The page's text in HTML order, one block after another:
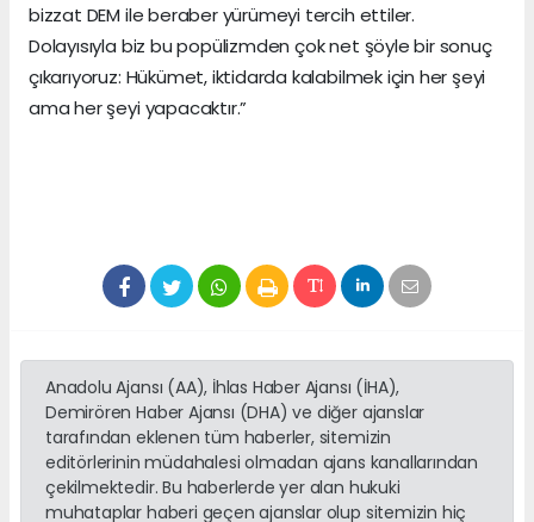
bizzat DEM ile beraber yürümeyi tercih ettiler.
Dolayısıyla biz bu popülizmden çok net şöyle bir sonuç
çıkarıyoruz: Hükümet, iktidarda kalabilmek için her şeyi
ama her şeyi yapacaktır.”
Anadolu Ajansı (AA), İhlas Haber Ajansı (İHA),
Demirören Haber Ajansı (DHA) ve diğer ajanslar
tarafından eklenen tüm haberler, sitemizin
editörlerinin müdahalesi olmadan ajans kanallarından
çekilmektedir. Bu haberlerde yer alan hukuki
muhataplar haberi geçen ajanslar olup sitemizin hiç